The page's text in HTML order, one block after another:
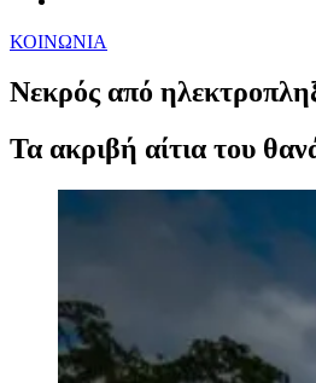
ΚΟΙΝΩΝΙΑ
Νεκρός από
Τα ακριβή αίτια του